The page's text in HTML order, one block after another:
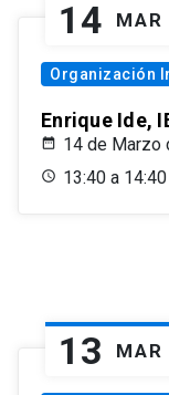
14 MAR
Organización
Enrique Ide,
14 de Marzo
13:40 a 14:40
13 MAR